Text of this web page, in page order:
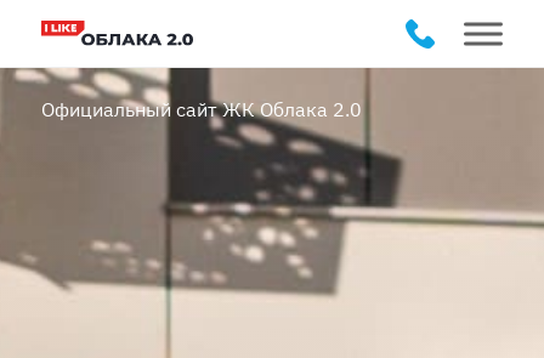
Официальный сайт ЖК Облака 2.0